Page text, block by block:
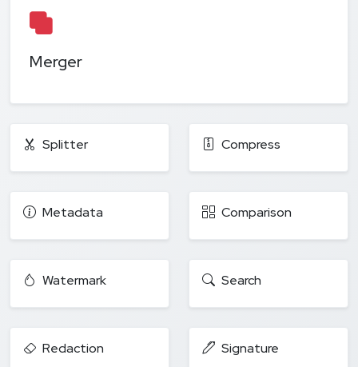
Merger
Splitter Compress
Metadata Comparison
Watermark Search
Redaction Signature